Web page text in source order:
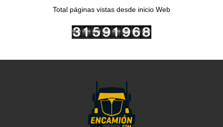
Total páginas vistas desde inicio Web